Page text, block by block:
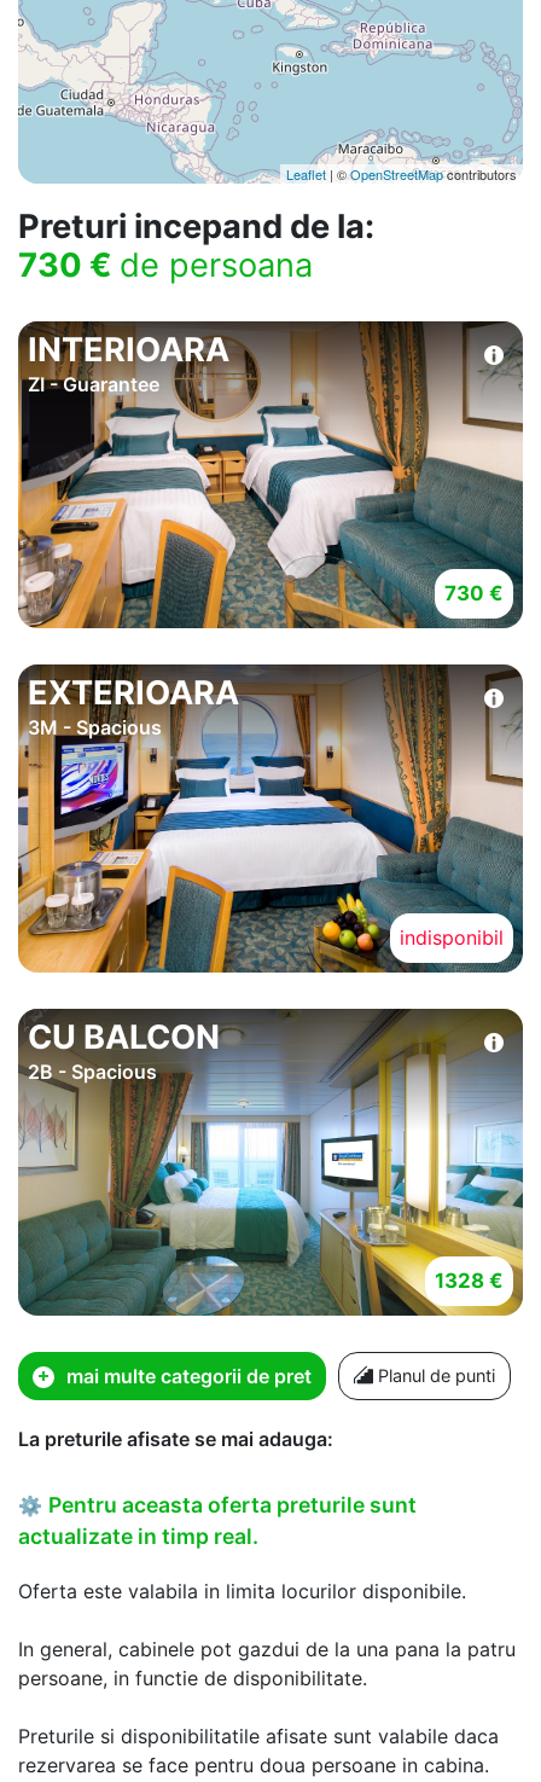
Leaflet | ©OpenStreetMapcontributors
Preturi incepand de la:
730 € de persoana
INTERIOARA
ZI - Guarantee
730 €
EXTERIOARA
3M - Spacious
indisponibil
CU BALCON
2B - Spacious
1328 €
mai multe categorii de pret Planul de punti
La preturile afisate se mai adauga:
⚙ Pentru aceasta oferta preturile sunt
actualizate in timp real.
Oferta este valabila in limita locurilor disponibile.
In general, cabinele pot gazdui de la una pana la patru
persoane, in functie de disponibilitate.
Preturile si disponibilitatile afisate sunt valabile daca
rezervarea se face pentru doua persoane in cabina.